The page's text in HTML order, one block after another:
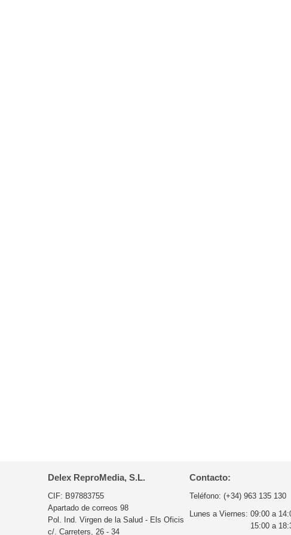
Delex ReproMedia, S.L.
CIF: B97883755
Apartado de correos 98
Pol. Ind. Virgen de la Salud - Els Oficis
c/. Carreters, 26 - 34
Contacto:
Teléfono: (+34) 963 135 130
Lunes a Viernes: 09:00 a
15:00 a